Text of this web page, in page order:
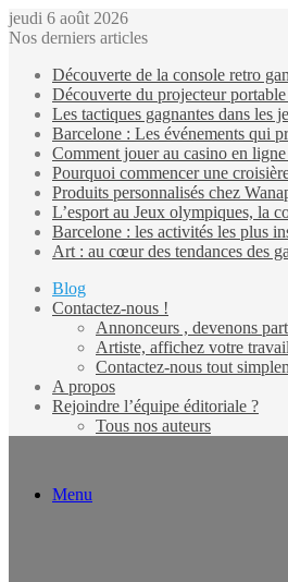
jeudi 6 août 2026
Nos derniers articles
Découverte de la console retro
Découverte du projecteur
Les tactiques gagnantes dans les
Barcelone : Les événements qui
Comment jouer au casino en ligne
Pourquoi commencer une
Produits personnalisés chez
L’esport au Jeux olympiques, la
Barcelone : les activités les plus
Art : au cœur des tendances des
Blog
Contactez-nous !
Annonceurs , devenons
Artiste, affichez votre
Contactez-nous tout
A propos
Rejoindre l’équipe éditoriale ?
Tous nos auteurs
Menu